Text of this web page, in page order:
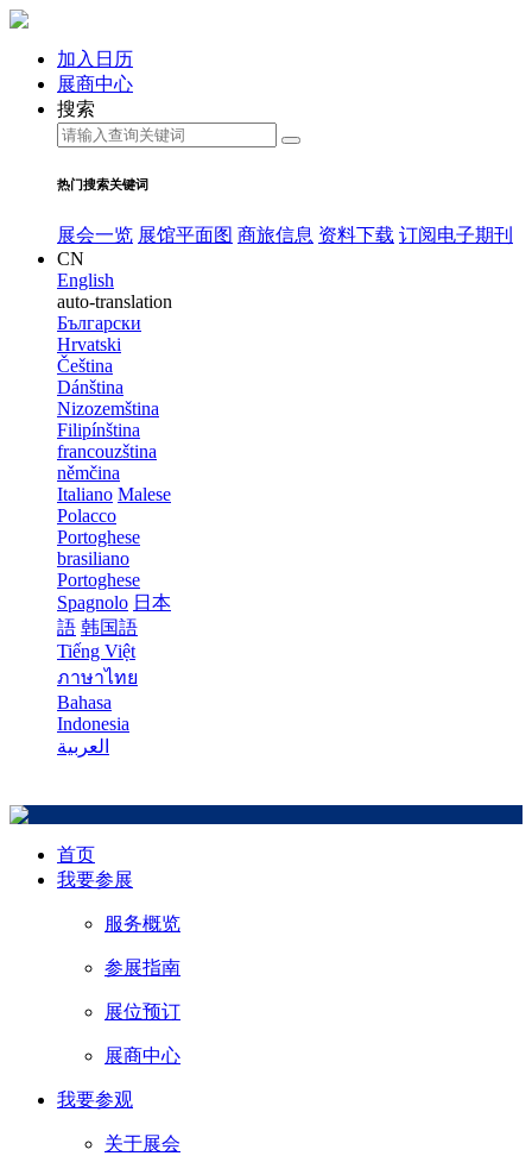
加入日历
展商中心
搜索
热门搜索关键词
展会一览 展馆平面图 商旅信息 资料下载 订阅电子期刊
CN
English
auto-translation
Български
Hrvatski
Čeština
Dánština
Nizozemština
Filipínština
francouzština
němčina
Italiano Malese
Polacco
Portoghese
brasiliano
Portoghese
Spagnolo 日本
語 韩国語
Tiếng Việt
ภาษาไทย
Bahasa
Indonesia
العربية
首页
我要参展
服务概览
参展指南
展位预订
展商中心
我要参观
关于展会